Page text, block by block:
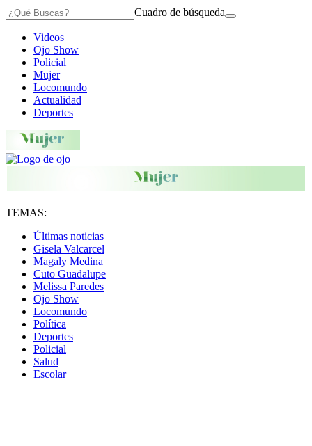
Cuadro de búsqueda
Videos
Ojo Show
Policial
Mujer
Locomundo
Actualidad
Deportes
TEMAS:
Últimas noticias
Gisela Valcarcel
Magaly Medina
Cuto Guadalupe
Melissa Paredes
Ojo Show
Locomundo
Política
Deportes
Policial
Salud
Escolar